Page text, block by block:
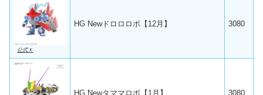
公式Ｘ
HG Newドロロロボ【12月】 3080
HG Newタママロボ【1月】 3080